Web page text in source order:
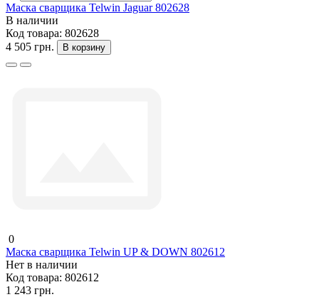
Маска сварщика Telwin Jaguar 802628
В наличии
Код товара: 802628
4 505 грн.
В корзину
0
Маска сварщика Telwin UP & DOWN 802612
Нет в наличии
Код товара: 802612
1 243 грн.